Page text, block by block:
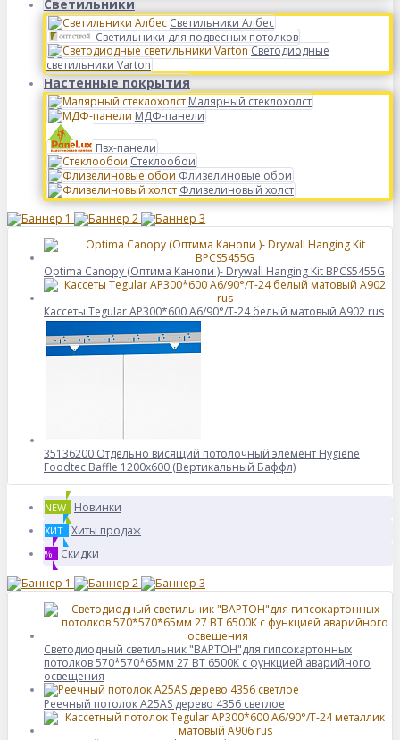
Светильники
Светильники Албес
Светильники для подвесных потолков
Светодиодные
светильники Varton
Настенные покрытия
Малярный стеклохолст
МДФ-панели
Пвх-панели
Стеклообои
Флизелиновые обои
Флизелиновый холст
Optima Canopy (Оптима Канопи )- Drywall Hanging Kit BPCS5455G
Кассеты Tegular AP300*600 A6/90°/Т-24 белый матовый А902 rus
35136200 Отдельно висящий потолочный элемент Hygiene
Foodtec Baffle 1200х600 (Вертикальный Баффл)
NEW Новинки
ХИТ Хиты продаж
% Скидки
Светодиодный светильник "ВАРТОН"для гипсокартонных
потолков 570*570*65мм 27 ВТ 6500К с функцией аварийного
освещения
Реечный потолок A25AS дерево 4356 светлое